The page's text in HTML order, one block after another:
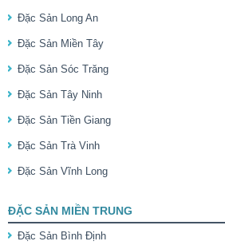
Đặc Sản Long An
Đặc Sản Miền Tây
Đặc Sản Sóc Trăng
Đặc Sản Tây Ninh
Đặc Sản Tiền Giang
Đặc Sản Trà Vinh
Đặc Sản Vĩnh Long
ĐẶC SẢN MIỀN TRUNG
Đặc Sản Bình Định